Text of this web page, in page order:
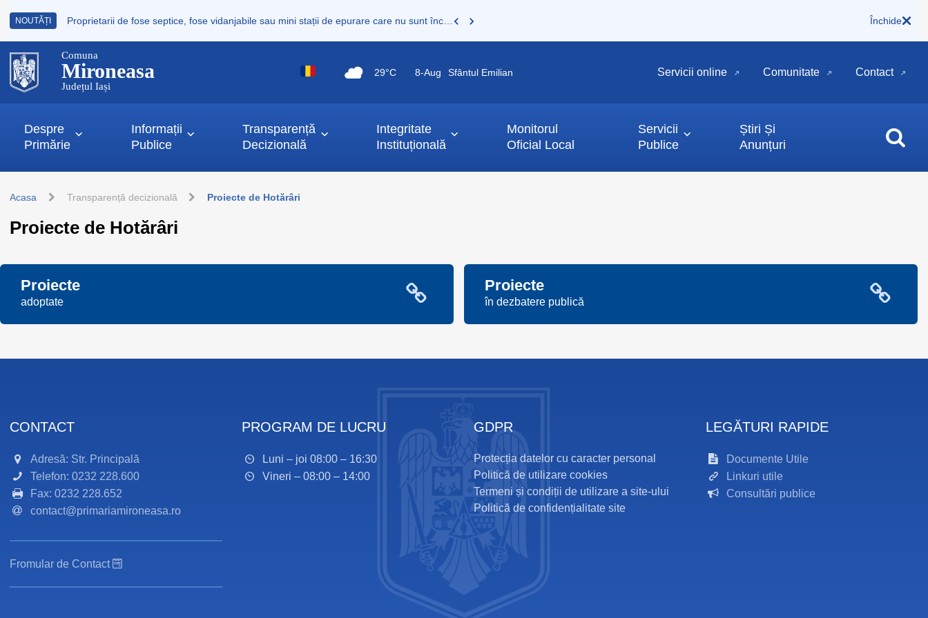
NOUTĂȚI Închide
Comuna
Mironeasa
Județul Iași
29°C 8-Aug Sfântul Emilian Servicii online Comunitate Contact
Despre
Primărie
Informații
Publice
Transparență
Decizională
Integritate
Instituțională
Monitorul
Oficial Local
Servicii
Publice
Știri Și
Anunțuri
Acasa Transparență decizională Proiecte de Hotărâri
Proiecte de Hotărâri
Proiecte
adoptate
Proiecte
în dezbatere publică
CONTACT
Adresă: Str. Principală
Telefon: 0232 228.600
Fax: 0232 228.652
contact@primariamironeasa.ro
Fromular de Contact
PROGRAM DE LUCRU
Luni – joi 08:00 – 16:30
Vineri – 08:00 – 14:00
GDPR
Protecția datelor cu caracter personal
Politică de utilizare cookies
Termeni și condiții de utilizare a site-ului
Politică de confidențialitate site
LEGĂTURI RAPIDE
Documente Utile
Linkuri utile
Consultări publice